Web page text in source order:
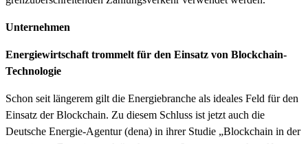
Unternehmen
Energiewirtschaft trommelt für den Einsatz von Blockchain-
Technologie
Schon seit längerem gilt die Energiebranche als ideales Feld für den
Einsatz der Blockchain. Zu diesem Schluss ist jetzt auch die
Deutsche Energie-Agentur (dena) in ihrer Studie „Blockchain in der